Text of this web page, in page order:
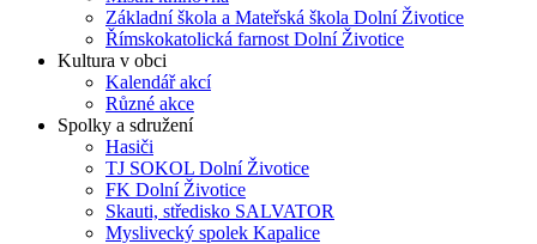
Základní škola a Mateřská škola Dolní Životice
Římskokatolická farnost Dolní Životice
Kultura v obci
Kalendář akcí
Různé akce
Spolky a sdružení
Hasiči
TJ SOKOL Dolní Životice
FK Dolní Životice
Skauti, středisko SALVATOR
Myslivecký spolek Kapalice